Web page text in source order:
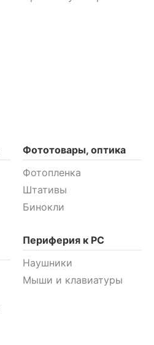
Фототовары, оптика
Фотопленка
Штативы
Бинокли
Периферия к PC
Наушники
Мыши и клавиатуры